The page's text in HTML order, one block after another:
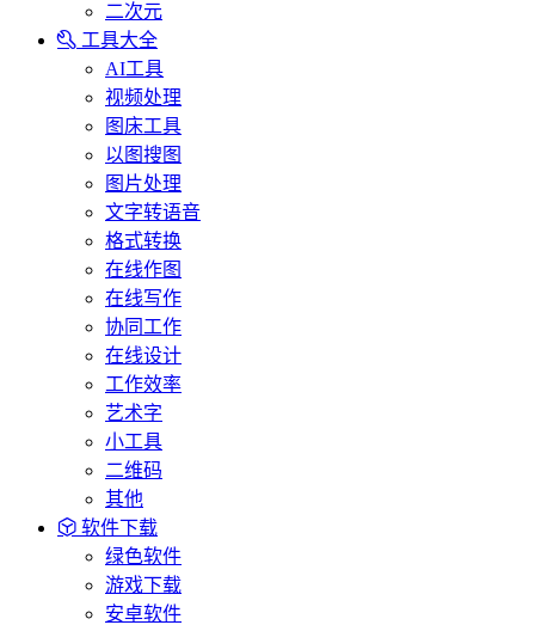
二次元
工具大全
AI工具
视频处理
图床工具
以图搜图
图片处理
文字转语音
格式转换
在线作图
在线写作
协同工作
在线设计
工作效率
艺术字
小工具
二维码
其他
软件下载
绿色软件
游戏下载
安卓软件